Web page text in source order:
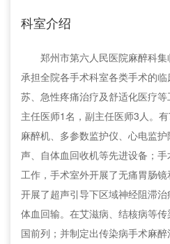
科室介绍
郑州市第六人民医院麻醉科
承担全院各手术科室各类手术的
苏、急性疼痛治疗及舒适化医疗
主任医师1名，副主任医师3人。
麻醉机、多参数监护仪、心电监
声、自体血回收机等先进设备；
工作，手术室外开展了无痛胃肠
开展了超声引导下区域神经阻滞
体血回输。在艾滋病、结核病等
国前列；并制定出传染病手术麻醉